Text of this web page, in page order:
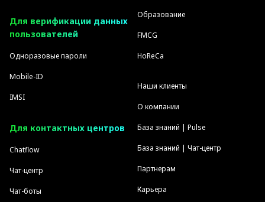
Для верификации данных
пользователей
Одноразовые пароли
Mobile-ID
IMSI
Для контактных центров
Chatflow
Чат-центр
Чат-боты
Образование
FMCG
HoReCa
Наши клиенты
О компании
База знаний | Pulse
База знаний | Чат-центр
Партнерам
Карьера